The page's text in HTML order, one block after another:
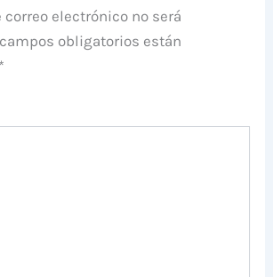
correo electrónico no será
obligatorios están
*